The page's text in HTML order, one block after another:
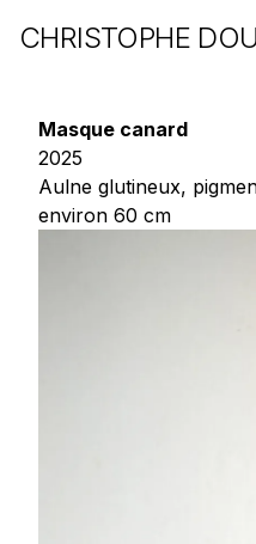
CHRISTOPHE
Masque canard
2025
Aulne glutineux,
environ 60 cm